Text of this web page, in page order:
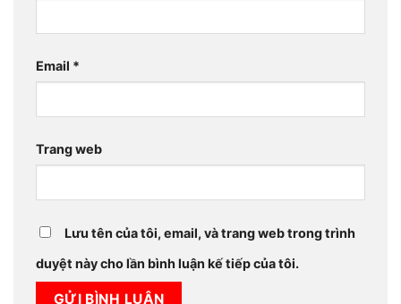
Email *
Trang web
Lưu tên của tôi, email, và trang web trong trình
duyệt này cho lần bình luận kế tiếp của tôi.